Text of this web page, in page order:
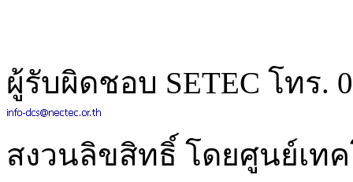
ผู้รับผิดชอบ SETEC โทร.
สงวนลิขสิทธิ์ โดยศูนย์เท